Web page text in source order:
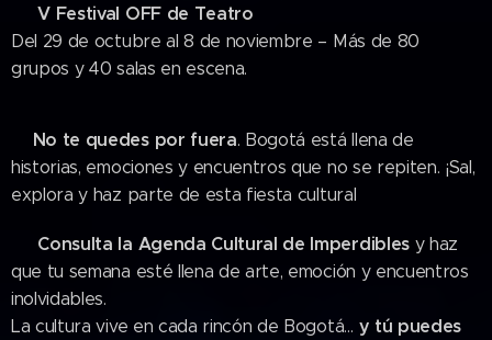
🎉V Festival OFF de Teatro
Del 29 de octubre al 8 de noviembre – Más de 80
grupos y 40 salas en escena.
No te quedes por fuera. Bogotá está llena de
historias, emociones y encuentros que no se repiten. ¡Sal,
explora y haz parte de esta fiesta cultural
Consulta la Agenda Cultural de Imperdiblesy haz
que tu semana esté llena de arte, emoción y encuentros
inolvidables.
La cultura vive en cada rincón de Bogotá… y tú puedes